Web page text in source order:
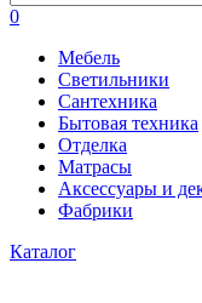
0
Мебель
Светильники
Сантехника
Бытовая техника
Отделка
Матрасы
Аксессуары и
Фабрики
Каталог